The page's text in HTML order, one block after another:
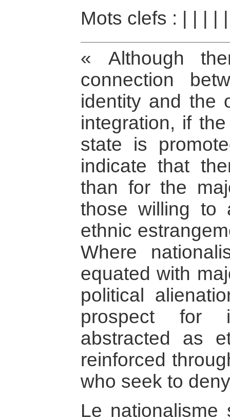
Mots clefs :
« Although
connection
identity and the
integration, if
state is
indicate that
than for the
those willing to
ethnic
Where
equated with
political
prospect for
abstracted as
reinforced
who seek to
Le nationalisme